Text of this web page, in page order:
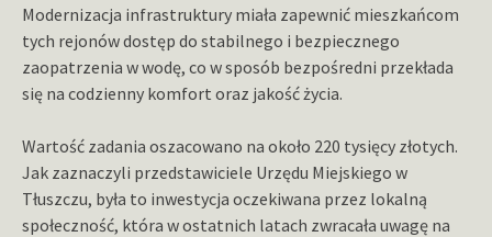
Modernizacja infrastruktury miała zapewnić mieszkańcom
tych rejonów dostęp do stabilnego i bezpiecznego
zaopatrzenia w wodę, co w sposób bezpośredni przekłada
się na codzienny komfort oraz jakość życia.
Wartość zadania oszacowano na około 220 tysięcy złotych.
Jak zaznaczyli przedstawiciele Urzędu Miejskiego w
Tłuszczu, była to inwestycja oczekiwana przez lokalną
społeczność, która w ostatnich latach zwracała uwagę na